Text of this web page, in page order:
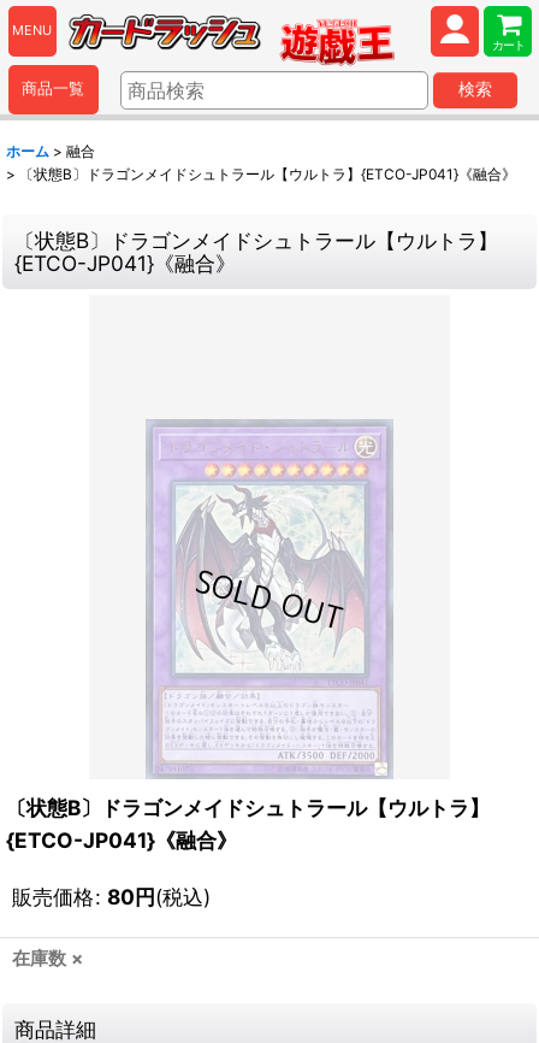
MENU
カート
商品一覧 検索
ホーム > 融合
>
〔状態B〕ドラゴンメイドシュトラール【ウルトラ】{ETCO-JP041}《融合》
〔状態B〕ドラゴンメイドシュトラール【ウルトラ】
{ETCO-JP041}《融合》
〔状態B〕ドラゴンメイドシュトラール【ウルトラ】
{ETCO-JP041}《融合》
販売価格: 80円(税込)
在庫数 ×
商品詳細